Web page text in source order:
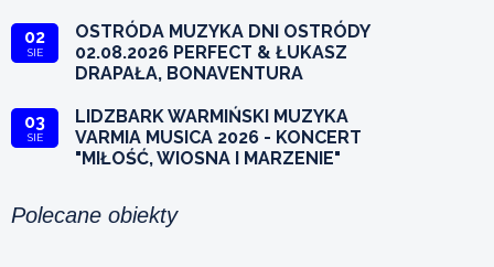
02
SIE
OSTRÓDA MUZYKA DNI OSTRÓDY
02.08.2026 PERFECT & ŁUKASZ
DRAPAŁA, BONAVENTURA
03
SIE
LIDZBARK WARMIŃSKI MUZYKA
VARMIA MUSICA 2026 - KONCERT
"MIŁOŚĆ, WIOSNA I MARZENIE"
Polecane obiekty